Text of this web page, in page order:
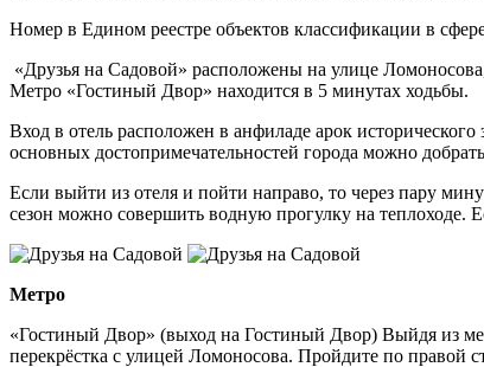
Номер в Едином реестре объектов классификации в
«Друзья на Садовой» расположены на улице
Метро «Гостиный Двор» находится в 5 минутах ходьбы.
Вход в отель расположен в анфиладе арок
основных достопримечательностей города можно
Если выйти из отеля и пойти направо, то через пару
сезон можно совершить водную прогулку на теплоходе.
Метро
«Гостиный Двор» (выход на Гостиный Двор) Выйдя из
перекрёстка с улицей Ломоносова. Пройдите по правой